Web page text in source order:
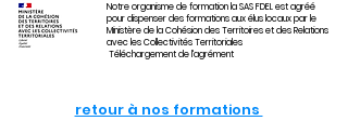
Notre organisme de formation la SAS FDEL est agréé
pour dispenser des formations aux élus locaux par le
Ministère de la Cohésion des Territoires et des Relations
avec les Collectivités Territoriales
Téléchargement de l'agrément
retour à nos formations